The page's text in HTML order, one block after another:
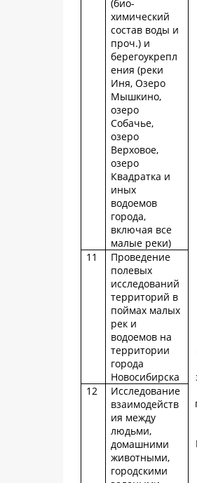
(био-
химический
состав воды и
проч.) и
берегоукрепл
ения (реки
Иня, Озеро
Мышкино,
озеро
Собачье,
озеро
Верховое,
озеро
Квадратка и
иных
водоемов
города,
включая все
малые реки)
11
Проведение
полевых
исследований
территорий в
поймах малых
рек и
водоемов на
территории
города
Новосибирска
12
Исследование
взаимодейств
ия между
людьми,
домашними
животными,
городскими